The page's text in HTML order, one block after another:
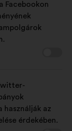
Facebookon
használják az
érdekében.